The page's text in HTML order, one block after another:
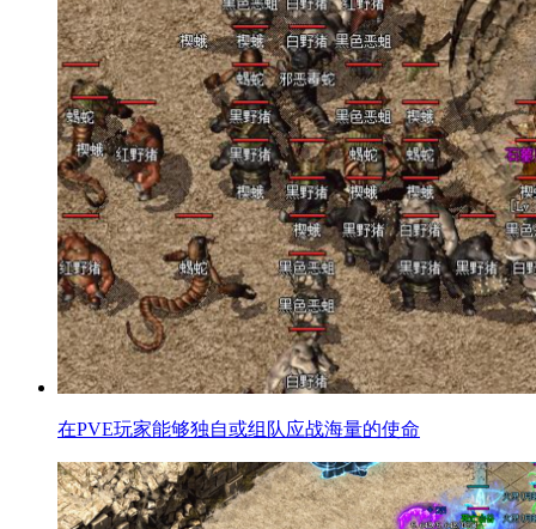
在PVE玩家能够独自或组队应战海量的使命